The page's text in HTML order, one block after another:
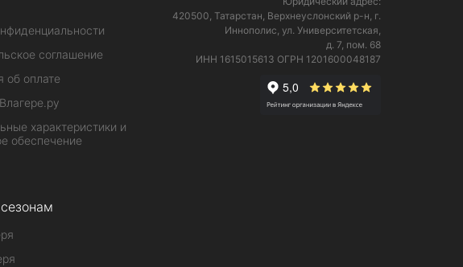
соглашение
об оплате
характеристики и
обеспечение
420500, Татарстан, Верхнеуслонский р-н, г.
Иннополис, ул. Университетская,
д. 7, пом. 68
ИНН 1615015613 ОГРН 1201600048187